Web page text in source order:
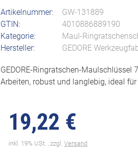
Artikelnummer:
GW-131889
GTIN:
4010886889190
Kategorie:
Maul-
Hersteller:
GEDORE
GEDORE-Ringratschen-Maulschlüssel
Arbeiten, robust und langlebig, ideal
19,22 €
inkl. 19% USt. , zzgl. Versand